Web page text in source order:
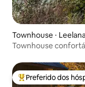
Townhouse ⋅
Townhouse
Entre os melhores
Preferido dos